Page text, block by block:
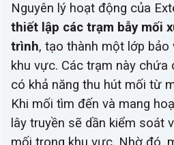
Nguyên lý hoạt động của
thiết lập các trạm bẫy mối
trình, tạo thành một lớp bảo
khu vực. Các trạm này chứa
có khả năng thu hút mối từ
Khi mối tìm đến và mang
lây truyền sẽ dần kiểm soát